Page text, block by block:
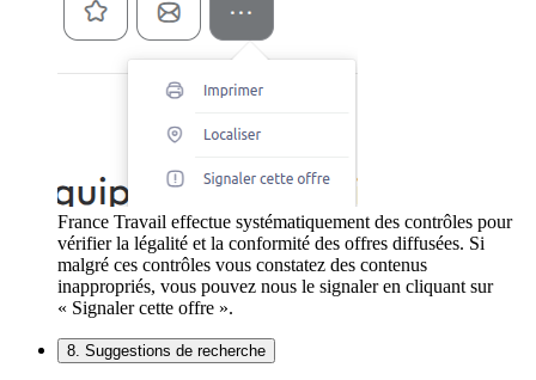
France Travail effectue systématiquement des contrôles pour
vérifier la légalité et la conformité des offres diffusées. Si
malgré ces contrôles vous constatez des contenus
inappropriés, vous pouvez nous le signaler en cliquant sur
« Signaler cette offre ».
8. Suggestions de recherche